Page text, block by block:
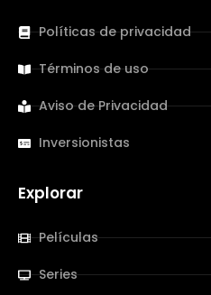
Políticas de privacidad
Términos de uso
Aviso de Privacidad
Inversionistas
Explorar
Películas
Series